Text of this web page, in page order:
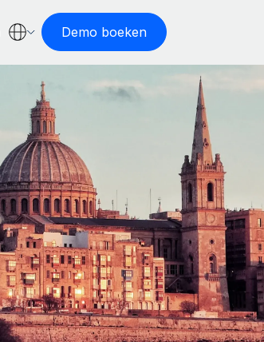
Demo boeken